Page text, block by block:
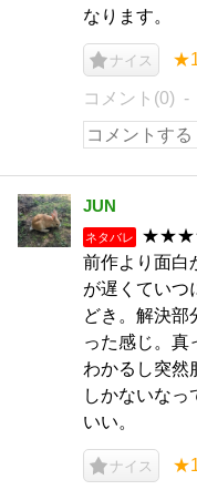
なります。
ナイス
コメント(0)
JUN
ネタバレ
前作より面白
が遅くていつ
どき。解決部
った感じ。真
わかるし突然
しかないなっ
いい。
ナイス